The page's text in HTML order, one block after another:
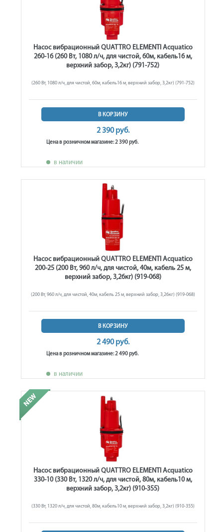
Насос вибрационный QUATTRO ELEMENTI Acquatico
260-16 (260 Вт, 1080 л/ч, для чистой, 60м, кабель16 м,
верхний забор, 3,2кг) (791-752)
(260 Вт, 1080 л/ч, для чистой, 60м, кабель16 м, верхний забор, 3,2кг) (791-752)
В КОРЗИНУ
2 390 руб.
Цена в розничном магазине: 2 390 руб.
в наличии
Насос вибрационный QUATTRO ELEMENTI Acquatico
200-25 (200 Вт, 960 л/ч, для чистой, 40м, кабель 25 м,
верхний забор, 3,26кг) (919-068)
(200 Вт, 960 л/ч, для чистой, 40м, кабель 25 м, верхний забор, 3,26кг) (919-068)
В КОРЗИНУ
2 490 руб.
Цена в розничном магазине: 2 490 руб.
в наличии
Насос вибрационный QUATTRO ELEMENTI Acquatico
330-10 (330 Вт, 1320 л/ч, для чистой, 80м, кабель10 м,
верхний забор, 3,2кг) (910-355)
(330 Вт, 1320 л/ч, для чистой, 80м, кабель10 м, верхний забор, 3,2кг) (910-355)